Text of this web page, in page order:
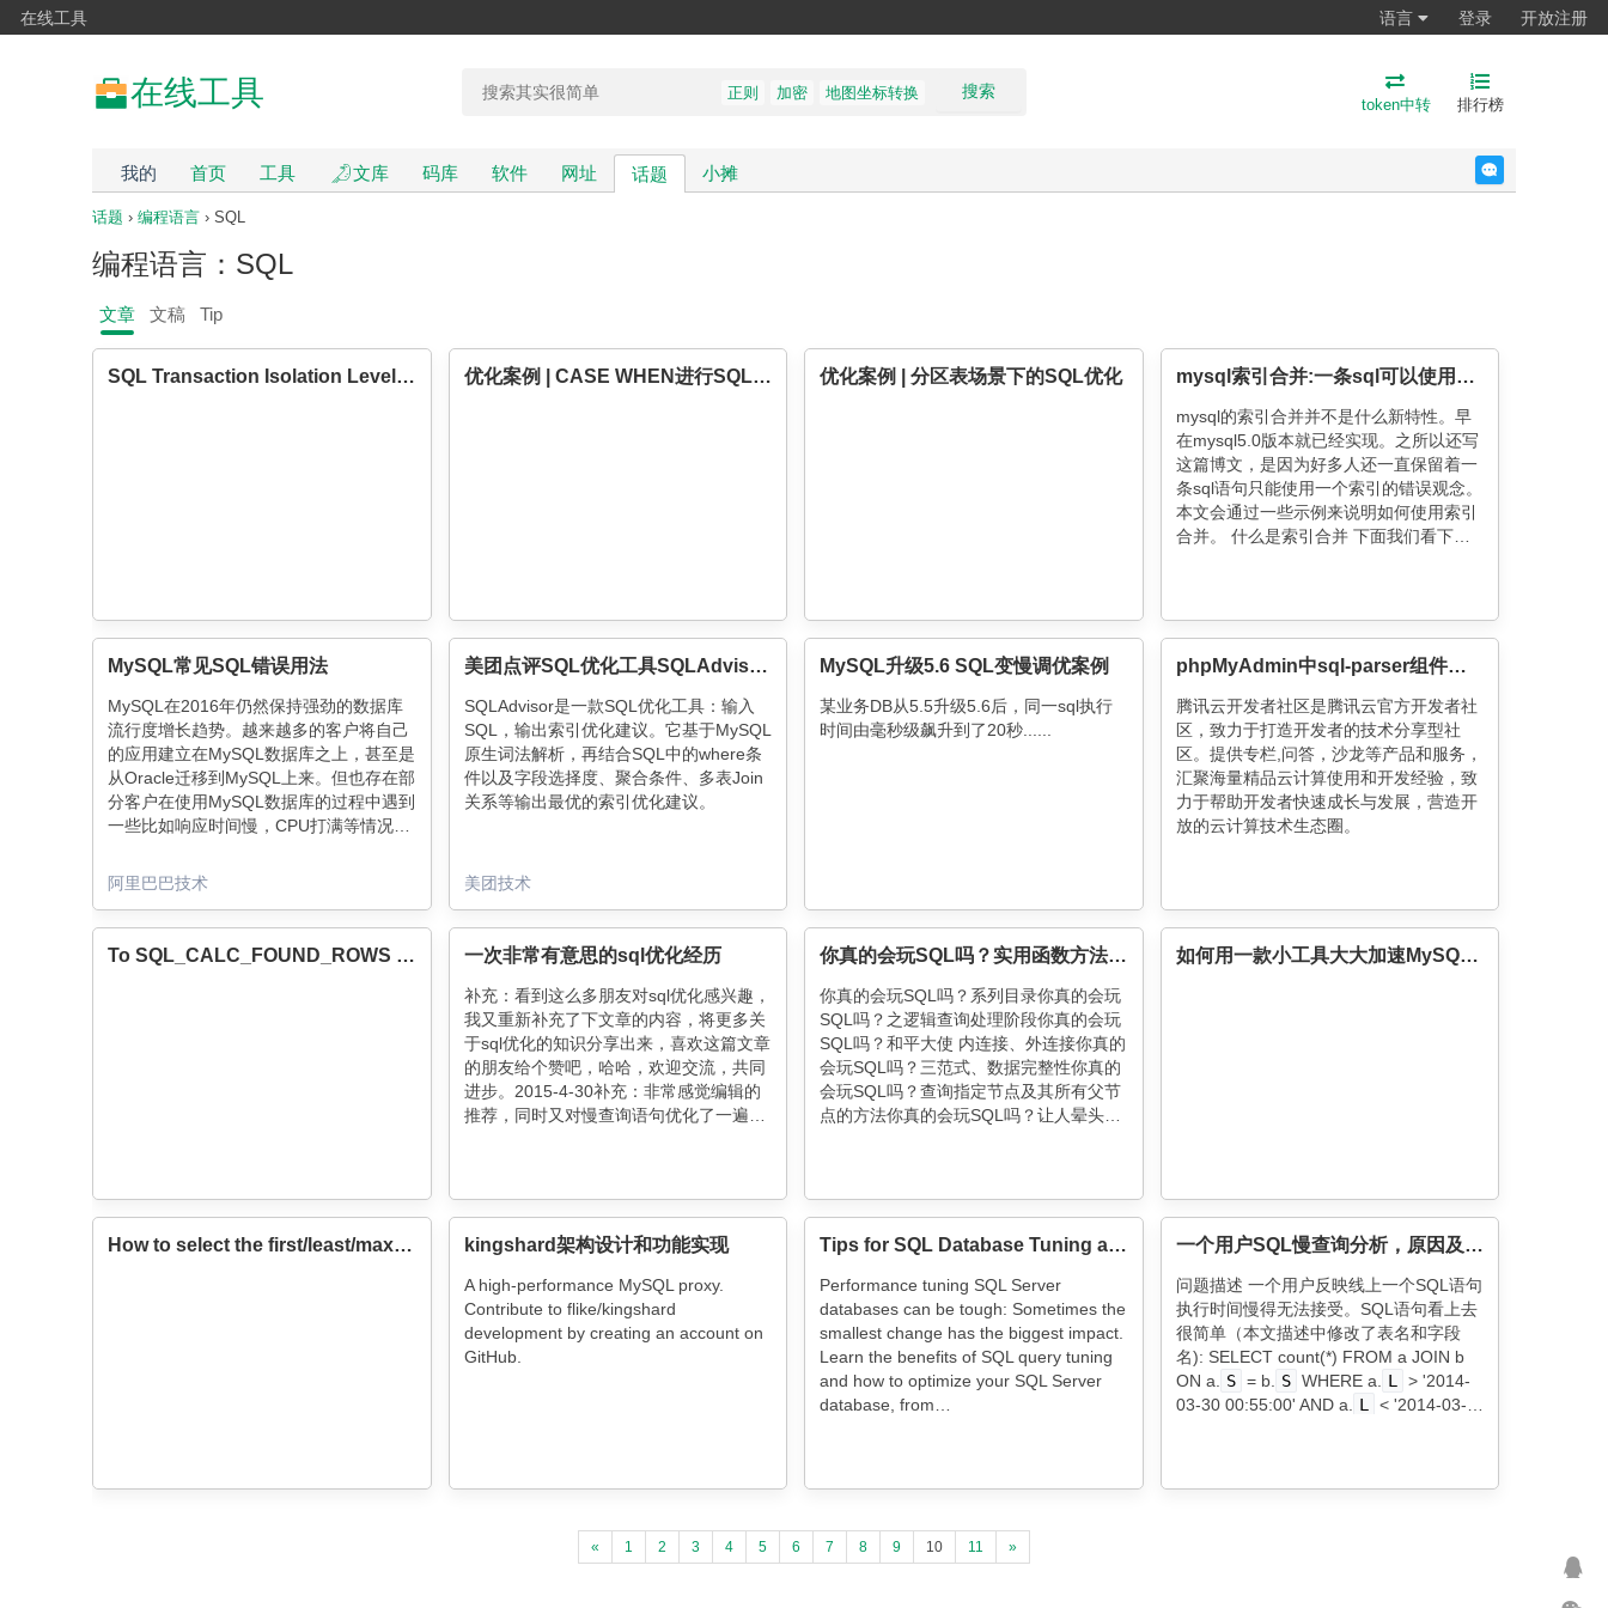
在线工具 语言 登录 开放注册
在线工具 搜索
正则 加密 地图坐标转换
token中转 排行榜
我的 首页 工具 文库 码库 软件 网址 话题 小摊
话题 › 编程语言 › SQL
编程语言：SQL
文章 文稿 Tip
SQL Transaction Isolation Levels Explained 优化案例 | CASE WHEN进行SQL改写优化 优化案例 | 分区表场景下的SQL优化 mysql索引合并:一条sql可以使用多个索引
mysql的索引合并并不是什么新特性。早
在mysql5.0版本就已经实现。之所以还写
这篇博文，是因为好多人还一直保留着一
条sql语句只能使用一个索引的错误观念。
本文会通过一些示例来说明如何使用索引
合并。 什么是索引合并 下面我们看下
MySQL常见SQL错误用法
MySQL在2016年仍然保持强劲的数据库
流行度增长趋势。越来越多的客户将自己
的应用建立在MySQL数据库之上，甚至是
从Oracle迁移到MySQL上来。但也存在部
分客户在使用MySQL数据库的过程中遇到
一些比如响应时间慢，CPU打满等情况。
决过很多紧急问题。现将《Apsara
阿里巴巴技术
美团点评SQL优化工具SQLAdvisor开源
SQLAdvisor是一款SQL优化工具：输入
SQL，输出索引优化建议。它基于MySQL
原生词法解析，再结合SQL中的where条
件以及字段选择度、聚合条件、多表Join
关系等输出最优的索引优化建议。
美团技术
MySQL升级5.6 SQL变慢调优案例
某业务DB从5.5升级5.6后，同一sql执行
时间由毫秒级飙升到了20秒......
phpMyAdmin中sql-parser组件的使用
腾讯云开发者社区是腾讯云官方开发者社
区，致力于打造开发者的技术分享型社
区。提供专栏,问答，沙龙等产品和服务，
汇聚海量精品云计算使用和开发经验，致
力于帮助开发者快速成长与发展，营造开
放的云计算技术生态圈。
To SQL_CALC_FOUND_ROWS or not to SQL_CALC_FOUND_ROWS? 一次非常有意思的sql优化经历
补充：看到这么多朋友对sql优化感兴趣，
我又重新补充了下文章的内容，将更多关
于sql优化的知识分享出来，喜欢这篇文章
的朋友给个赞吧，哈哈，欢迎交流，共同
进步。2015-4-30补充：非常感觉编辑的
推荐，同时又对慢查询语句优化了一遍，
你真的会玩SQL吗？实用函数方法汇总
你真的会玩SQL吗？系列目录你真的会玩
SQL吗？之逻辑查询处理阶段你真的会玩
SQL吗？和平大使 内连接、外连接你真的
会玩SQL吗？三范式、数据完整性你真的
会玩SQL吗？查询指定节点及其所有父节
点的方法你真的会玩SQL吗？让人晕头转
如何用一款小工具大大加速MySQL SQL语句优化(附源码)
How to select the first/least/max row per group in SQL kingshard架构设计和功能实现
A high-performance MySQL proxy.
Contribute to flike/kingshard
development by creating an account on
GitHub.
Tips for SQL Database Tuning and Performance
Performance tuning SQL Server
databases can be tough: Sometimes the
smallest change has the biggest impact.
Learn the benefits of SQL query tuning
and how to optimize your SQL Server
database, from…
一个用户SQL慢查询分析，原因及优化
问题描述 一个用户反映线上一个SQL语句
执行时间慢得无法接受。SQL语句看上去
很简单（本文描述中修改了表名和字段
名): SELECT count(*) FROM a JOIN b
ON a.
S = b. S WHERE a. L
> '2014-
03-30 00:55:00' AND a.
L
< '2014-03-
« 1 2 3 4 5 6 7 8 9 10 11 »